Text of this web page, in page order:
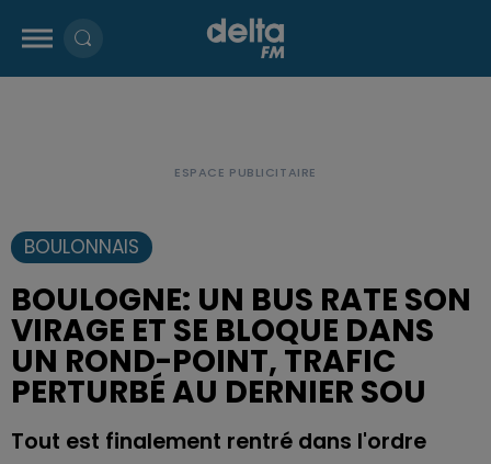
BOULONNAIS
BOULOGNE: UN BUS RATE SON
VIRAGE ET SE BLOQUE DANS
UN ROND-POINT, TRAFIC
PERTURBÉ AU DERNIER SOU
Tout est finalement rentré dans l'ordre